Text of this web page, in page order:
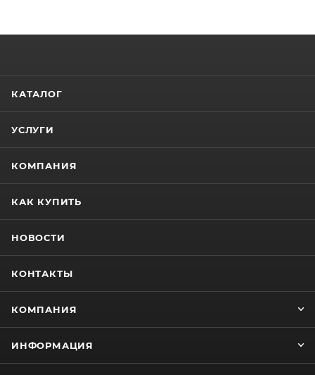
КАТАЛОГ
УСЛУГИ
КОМПАНИЯ
КАК КУПИТЬ
НОВОСТИ
КОНТАКТЫ
КОМПАНИЯ
ИНФОРМАЦИЯ